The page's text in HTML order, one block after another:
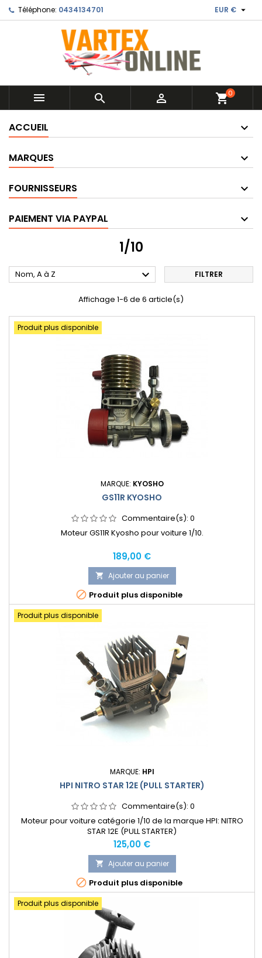
Téléphone: 0434134701 EUR € 
   shopping_cart0
ACCUEIL
MARQUES
FOURNISSEURS
PAIEMENT VIA PAYPAL
1/10
Nom, A à Z  FILTRER
Affichage 1-6 de 6 article(s)
Produit plus disponible
MARQUE: KYOSHO
GS11R KYOSHO
Commentaire(s): 0
Moteur GS11R Kyosho pour voiture 1/10.
Prix
189,00 €
 Ajouter au panier
 Produit plus disponible
Produit plus disponible
MARQUE: HPI
HPI NITRO STAR 12E (PULL STARTER)
Commentaire(s): 0
Moteur pour voiture catégorie 1/10 de la marque HPI: NITRO
STAR 12E (PULL STARTER)
Prix
125,00 €
 Ajouter au panier
 Produit plus disponible
Produit plus disponible